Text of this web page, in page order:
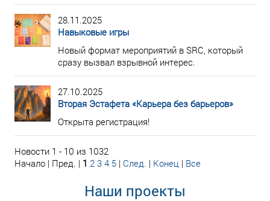
28.11.2025
Навыковые игры
Новый формат мероприятий в SRC, который
сразу вызвал взрывной интерес.
27.10.2025
Вторая Эстафета «Карьера без барьеров»
Открыта регистрация!
Новости 1 - 10 из 1032
Начало | Пред. | 1 2 3 4 5 | След. | Конец | Все
Наши проекты